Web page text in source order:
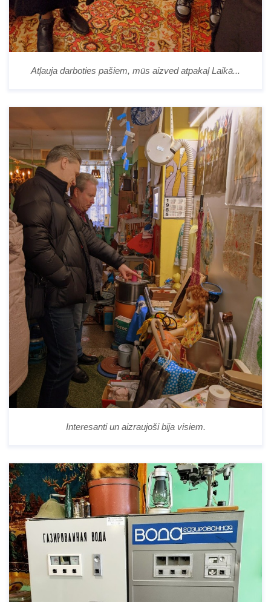
Atļauja darboties pašiem, mūs aizved atpakaļ Laikā...
Interesanti un aizraujoši bija visiem.